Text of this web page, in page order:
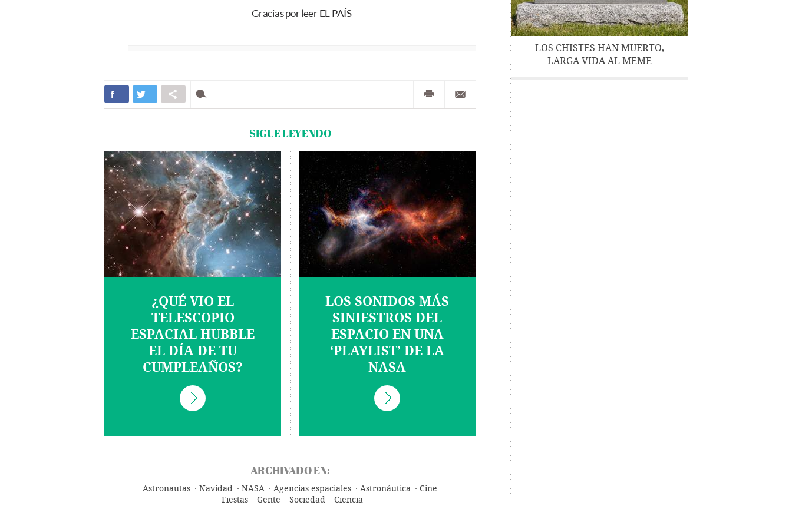
Gracias por leer EL PAÍS
SIGUE LEYENDO
¿QUÉ VIO EL
TELESCOPIO
ESPACIAL HUBBLE
EL DÍA DE TU
CUMPLEAÑOS?
LOS SONIDOS MÁS
SINIESTROS DEL
ESPACIO EN UNA
‘PLAYLIST’ DE LA
NASA
ARCHIVADO EN:
Astronautas Navidad NASA Agencias espaciales Astronáutica
Cine
Fiestas
Gente Sociedad Ciencia
LOS CHISTES HAN MUERTO,
LARGA VIDA AL MEME